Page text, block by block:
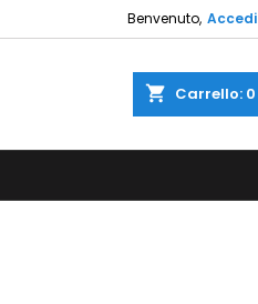
Benvenuto, Accedi
shopping_cart Carrello: 0